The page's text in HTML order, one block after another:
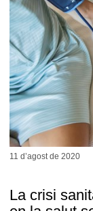
11 d’agost de 2020
La crisi